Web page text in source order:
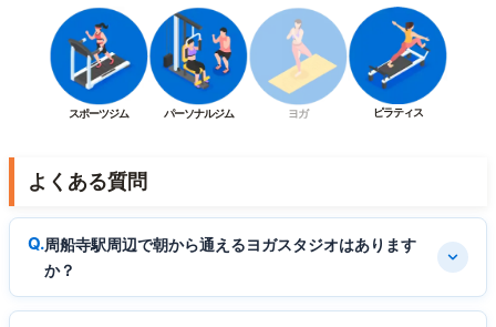
スポーツジム パーソナルジム ヨガ ピラティス
よくある質問
周船寺駅周辺で朝から通えるヨガスタジオはあります
か？